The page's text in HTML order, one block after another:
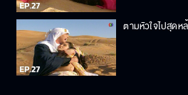
ตามหัวใจไปสุดห